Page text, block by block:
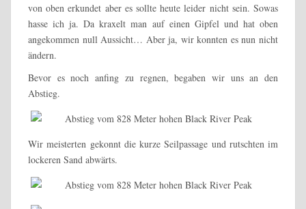
von oben erkundet aber es sollte heute leider nicht sein. Sowas
hasse ich ja. Da kraxelt man auf einen Gipfel und hat oben
angekommen null Aussicht… Aber ja, wir konnten es nun nicht
ändern.
Bevor es noch anfing zu regnen, begaben wir uns an den
Abstieg.
Wir meisterten gekonnt die kurze Seilpassage und rutschten im
lockeren Sand abwärts.